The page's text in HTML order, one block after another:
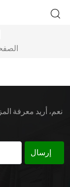
نعم، أريد معرفة
إرسال